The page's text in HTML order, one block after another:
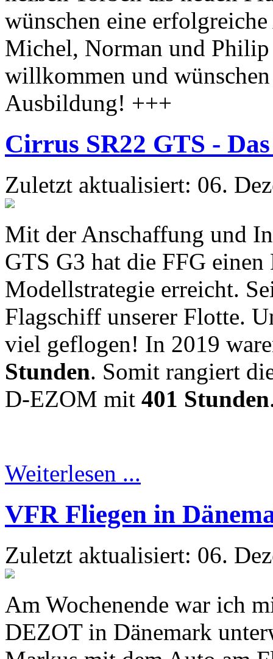
Cirrus SR22 GTS -
Zuletzt aktualisiert: 06.
Mit der Anschaffung und
GTS G3 hat die FFG
Modellstrategie erreicht.
Flagschiff unserer Flotte.
viel geflogen! In 2019
Stunden. Somit rangiert
D-EZOM mit 401 Stunden
Weiterlesen ...
VFR Fliegen in
Zuletzt aktualisiert: 06.
Am Wochenende war ich
DEZOT in Dänemark